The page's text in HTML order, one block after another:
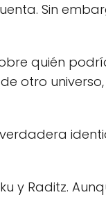
Sin
quién
otro
y Raditz.